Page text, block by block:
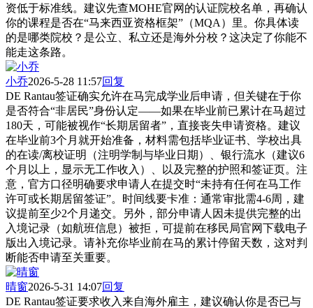
资低于标准线。建议先查MOHE官网的认证院校名单，再确认
你的课程是否在“马来西亚资格框架”（MQA）里。你具体读
的是哪类院校？是公立、私立还是海外分校？这决定了你能不
能走这条路。
小乔2026-5-28 11:57回复
DE Rantau签证确实允许在马完成学业后申请，但关键在于你
是否符合“非居民”身份认定——如果在毕业前已累计在马超过
180天，可能被视作“长期居留者”，直接丧失申请资格。建议
在毕业前3个月就开始准备，材料需包括毕业证书、学校出具
的在读/离校证明（注明学制与毕业日期）、银行流水（建议6
个月以上，显示无工作收入）、以及完整的护照和签证页。注
意，官方口径明确要求申请人在提交时“未持有任何在马工作
许可或长期居留签证”。时间线要卡准：通常审批需4-6周，建
议提前至少2个月递交。另外，部分申请人因未提供完整的出
入境记录（如航班信息）被拒，可提前在移民局官网下载电子
版出入境记录。请补充你毕业前在马的累计停留天数，这对判
断能否申请至关重要。
晴窗2026-5-31 14:07回复
DE Rantau签证要求收入来自海外雇主，建议确认你是否已与